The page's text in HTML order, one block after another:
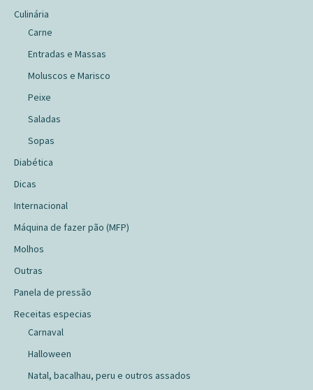
Culinária
Carne
Entradas e Massas
Moluscos e Marisco
Peixe
Saladas
Sopas
Diabética
Dicas
Internacional
Máquina de fazer pão (MFP)
Molhos
Outras
Panela de pressão
Receitas especias
Carnaval
Halloween
Natal, bacalhau, peru e outros assados